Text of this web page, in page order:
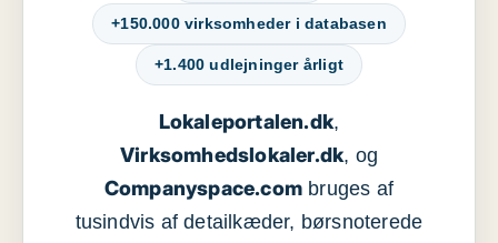
+150.000 virksomheder i databasen
+1.400 udlejninger årligt
Lokaleportalen.dk,
Virksomhedslokaler.dk, og
Companyspace.com bruges af
tusindvis af detailkæder, børsnoterede